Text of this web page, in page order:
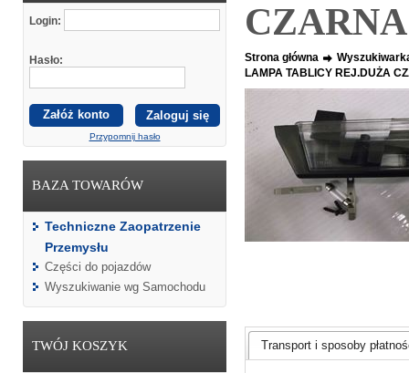
Login:
Hasło:
Załóż konto
Przypomnij hasło
BAZA TOWARÓW
Techniczne Zaopatrzenie
Przemysłu
Części do pojazdów
Wyszukiwanie wg Samochodu
TWÓJ KOSZYK
CZARNA
Strona główna
LAMPA TABLICY REJ.DUŻA
Transport i sposoby